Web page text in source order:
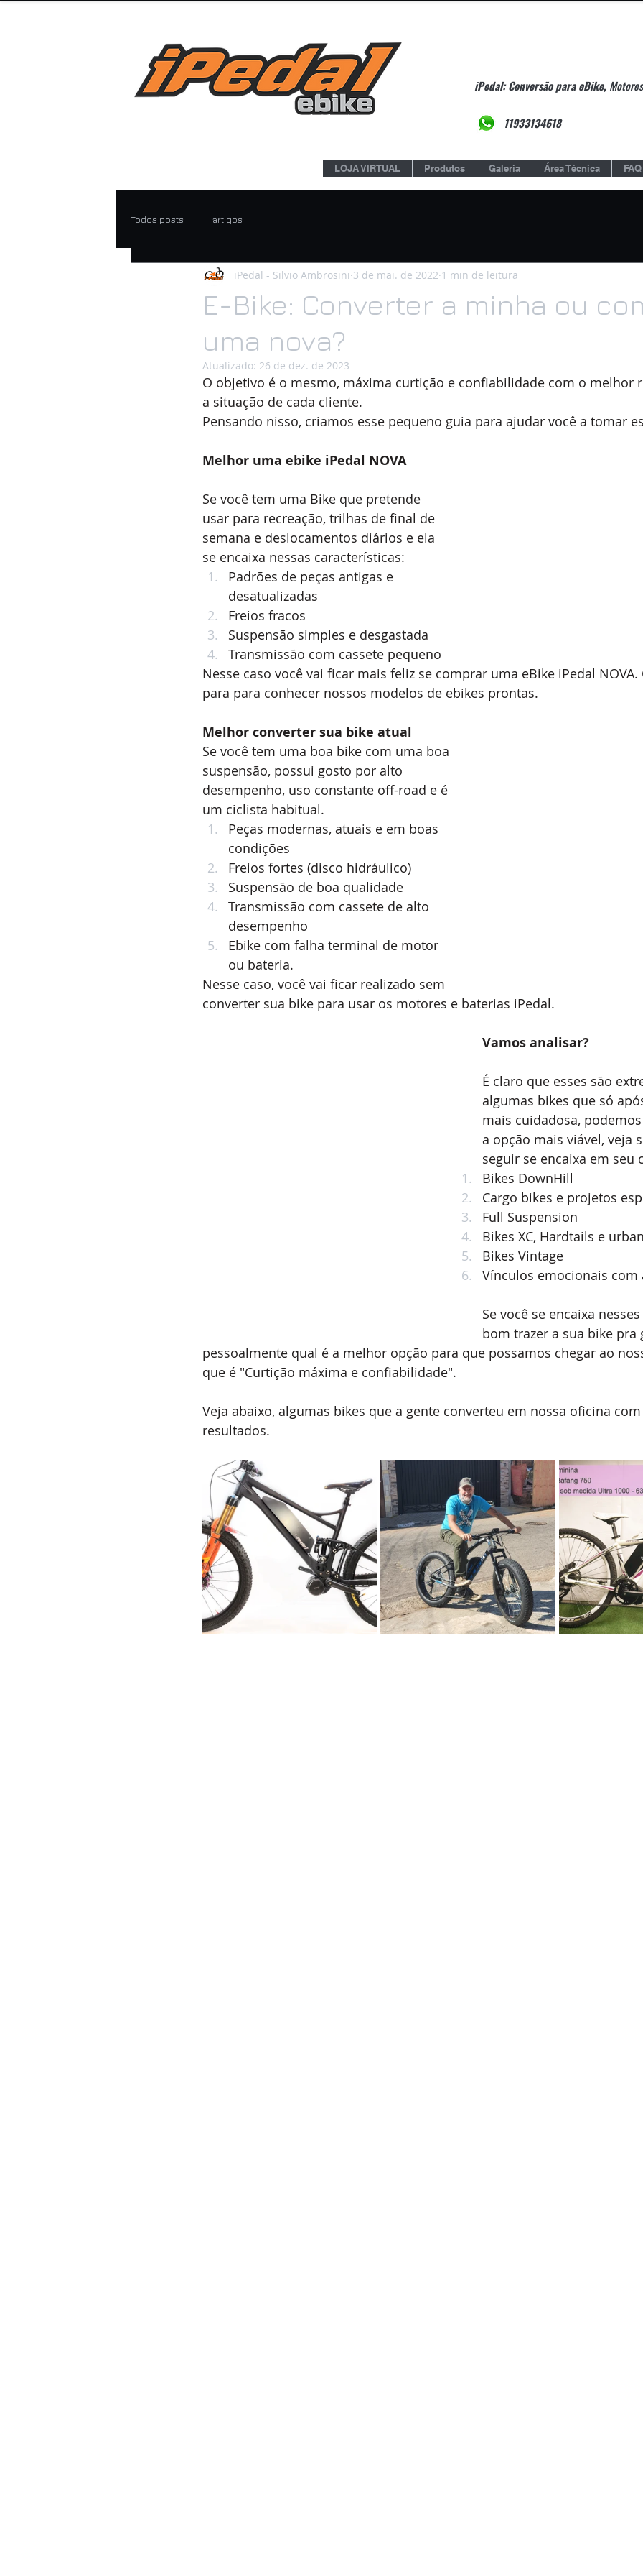
iPedal: Conversão para eBike,
11933134618
LOJA VIRTUAL Produtos Galeria Área Técnica FAQ
Todos posts artigos
E-Bike: Converter a minha ou
uma nova?
iPedal - Silvio Ambrosini 3 de mai. de 2022 1 min de leitura
Atualizado: 26 de dez. de 2023
O objetivo é o mesmo, máxima curtição e confiabilidade com o melhor
a situação de cada cliente.
Pensando nisso, criamos esse pequeno guia para ajudar você a tomar
Melhor uma ebike iPedal NOVA
Se você tem uma Bike que pretende
usar para recreação, trilhas de final de
semana e deslocamentos diários e ela
se encaixa nessas características:
Padrões de peças antigas e
desatualizadas
Freios fracos
Suspensão simples e desgastada
Transmissão com cassete pequeno
Nesse caso você vai ficar mais feliz se comprar uma eBike iPedal NOVA.
para para conhecer nossos modelos de ebikes prontas.
Melhor converter sua bike atual
Se você tem uma boa bike com uma boa
suspensão, possui gosto por alto
desempenho, uso constante off-road e é
um ciclista habitual.
Peças modernas, atuais e em boas
condições
Freios fortes (disco hidráulico)
Suspensão de boa qualidade
Transmissão com cassete de alto
desempenho
Ebike com falha terminal de motor
ou bateria.
Nesse caso, você vai ficar realizado sem
converter sua bike para usar os motores e baterias iPedal.
Vamos analisar?
É claro que esses são
algumas bikes que só
mais cuidadosa,
a opção mais viável, veja
seguir se encaixa em seu
Bikes DownHill
Cargo bikes e projetos
Full Suspension
Bikes XC, Hardtails e
Bikes Vintage
Vínculos emocionais com
Se você se encaixa
bom trazer a sua bike pra
pessoalmente qual é a melhor opção para que possamos chegar ao
que é "Curtição máxima e confiabilidade".
Veja abaixo, algumas bikes que a gente converteu em nossa oficina
resultados.